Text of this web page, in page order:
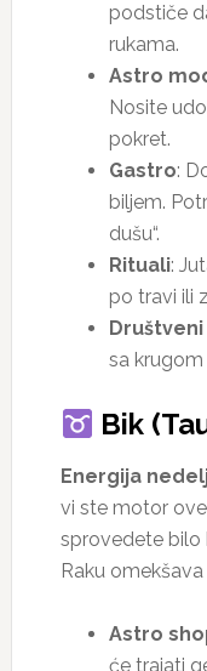
podstiče
rukama.
Astro
Nosite
pokret.
Gastro:
biljem.
dušu“.
Rituali:
po travi ili
sa krugom
Bik
Energija
vi ste motor
sprovedete bilo
Raku
Astro
će trajati